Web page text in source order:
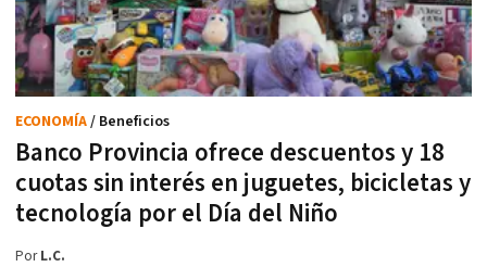
Banco Provincia ofrece descuentos y 18
cuotas sin interés en juguetes, bicicletas y
tecnología por el Día del Niño
ECONOMÍA/ Beneficios
PorL.C.